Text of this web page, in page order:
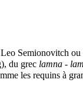
Semionovitch
du grec lamna -
les requins à